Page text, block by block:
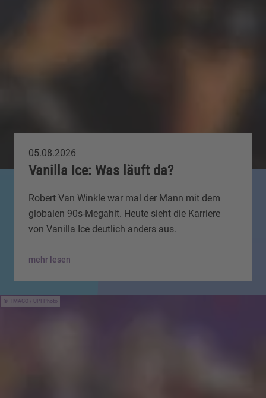
05.08.2026
Vanilla Ice: Was läuft da?
Robert Van Winkle war mal der Mann mit dem
globalen 90s-Megahit. Heute sieht die Karriere
von Vanilla Ice deutlich anders aus.
mehr lesen
IMAGO / UPI Photo